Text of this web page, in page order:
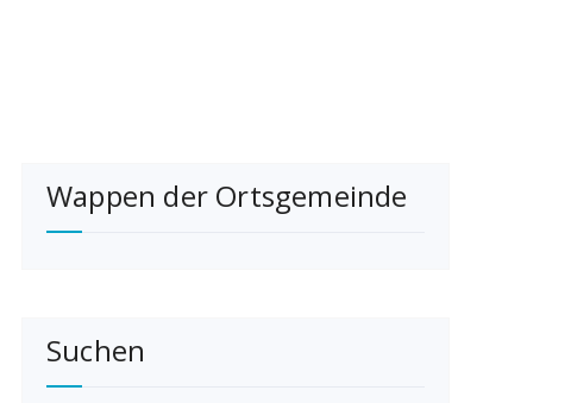
Wappen der Ortsgemeinde
Suchen